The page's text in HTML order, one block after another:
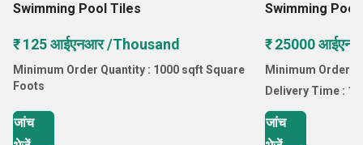
Swimming Pool Tiles
₹ 125 आईएनआर /Thousand
Minimum Order Quantity : 1000 sqft Square
Foots
जांच
Swimming Pool
₹ 25000
Minimum Order
Delivery Time : 1-
जांच